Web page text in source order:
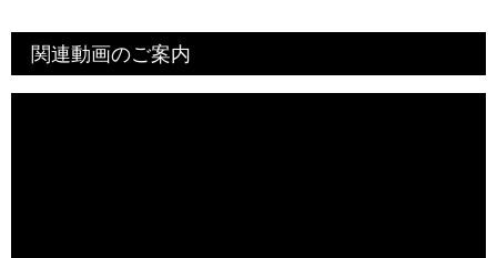
関連動画のご案内